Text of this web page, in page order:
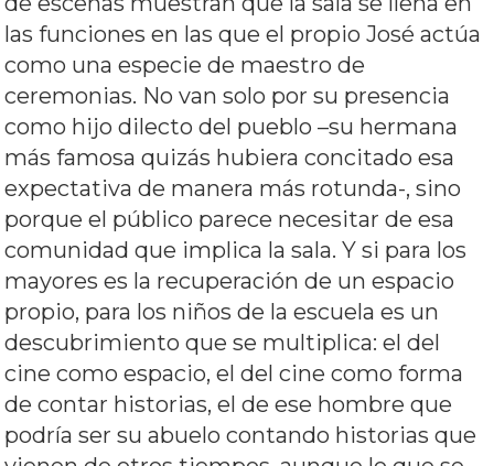
las funciones en las que el propio José actúa
como una especie de maestro de
ceremonias. No van solo por su presencia
como hijo dilecto del pueblo –su hermana
más famosa quizás hubiera concitado esa
expectativa de manera más rotunda-, sino
porque el público parece necesitar de esa
comunidad que implica la sala. Y si para los
mayores es la recuperación de un espacio
propio, para los niños de la escuela es un
descubrimiento que se multiplica: el del
cine como espacio, el del cine como forma
de contar historias, el de ese hombre que
podría ser su abuelo contando historias que